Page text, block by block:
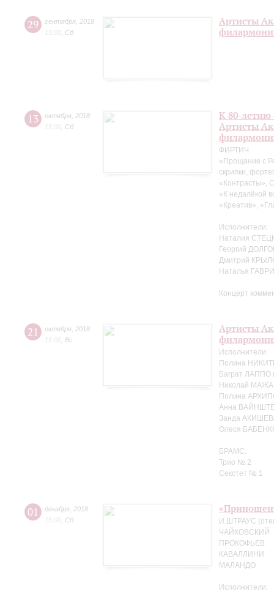
29 сентября 2018
15:00 Сб
Артисты
13 октября 2018
15:00 Сб
К 80-летию
Артисты
ФИРТИЧ.
«Прощание с
скрипки,
«Контрасты»,
«К недалёкой
«Креатив»,
Исполнители:
Наталия
Георгий
Дмитрий
Наталья
Концерт
21 октября 2018
15:00 Вс
Артисты
Исполнители:
Полина
Баграт ЛАППО
Николай
Полина
Анна
Занда
Олеся
БРАМС.
Трио № 2
Секстет № 1
01 декабря 2018
15:00 Сб
И.ШТРАУС
ЧАЙКОВСКИЙ
ПРОКОФЬЕВ
КАВАЛЛИНИ
МАЛАНДО
Исполнители: